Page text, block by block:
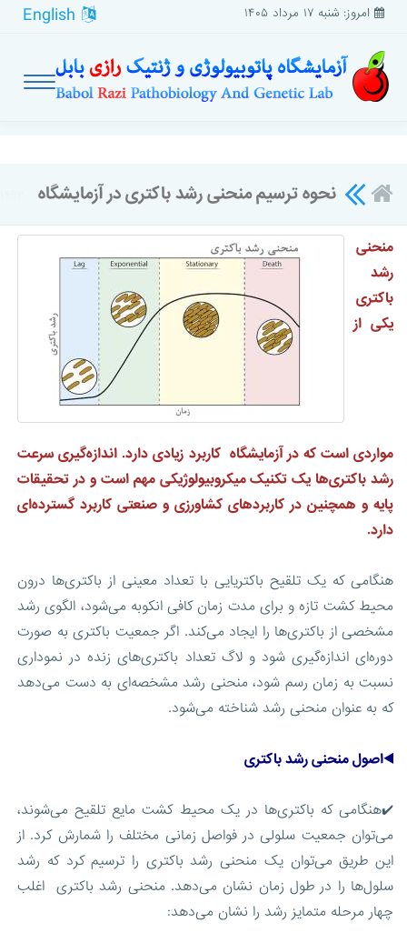
امروز: شنبه ۱۷ مرداد ۱۴۰۵
نحوه ترسیم منحنی رشد باکتری در آزمایشگاه
منحنی
رشد
باکتری
یکی از
مواردی است که در آزمایشگاه کاربرد زیادی دارد. اندازه‌گیری سرعت
رشد باکتری‌ها یک تکنیک میکروبیولوژیکی مهم است و در تحقیقات
پایه و همچنین در کاربردهای کشاورزی و صنعتی کاربرد گسترده‌ای
دارد.
هنگامی که یک تلقیح باکتریایی با تعداد معینی از باکتری‌ها درون
محیط کشت تازه و برای مدت زمان کافی انکوبه می‌شود، الگوی رشد
مشخصی از باکتری‌ها را ایجاد می‌کند. اگر جمعیت باکتری به صورت
دوره‌ای اندازه‌گیری شود و لاگ تعداد باکتری‌های زنده در نموداری
نسبت به زمان رسم شود، منحنی رشد مشخصه‌ای به دست می‌دهد
که به عنوان منحنی رشد شناخته می‌شود.
◀️اصول منحنی رشد باکتری
✔️هنگامی که باکتری‌ها در یک محیط کشت مایع تلقیح می‌‌شوند،
می‌توان جمعیت سلولی در فواصل زمانی مختلف را شمارش کرد. از
این طریق می‌توان یک منحنی رشد باکتری را ترسیم کرد که رشد
سلول‌ها را در طول زمان نشان می‌دهد. منحنی رشد باکتری اغلب
چهار مرحله متمایز رشد را نشان می‌دهد: